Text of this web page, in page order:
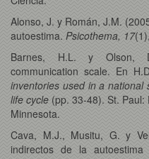
Alonso, J. y Román, J.M.
autoestima. Psicothema, 17
Barnes, H.L. y Olson,
communication scale. En
inventories used in a
life cycle (pp. 33-48). St. Paul:
Minnesota.
Cava, M.J., Musitu, G. y
indirectos de la